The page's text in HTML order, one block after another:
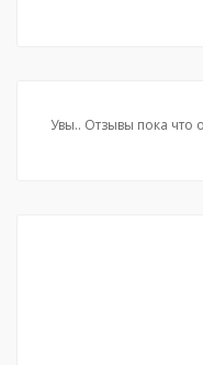
Увы.. Отзывы пока что